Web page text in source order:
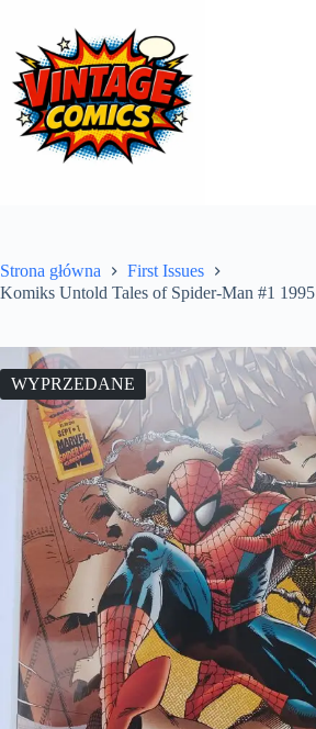
treści
Strona główna
First Issues
Komiks Untold Tales of Spider-Man #1 1995
WYPRZEDANE